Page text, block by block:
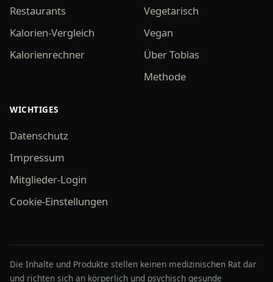
Restaurants
Kalorien-Vergleich
Kalorienrechner
Vegetarisch
Vegan
Über Tobias
Methode
WICHTIGES
Datenschutz
Impressum
Mitglieder-Login
Cookie-Einstellungen
Die Inhalte und Produkte stellen keinen medizinischen Rat dar
und richten sich an körperlich und psychisch gesunde